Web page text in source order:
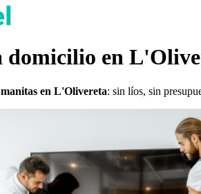
domicilio en
manitas en L'Olivereta: sin líos, sin